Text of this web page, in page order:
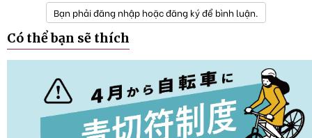
Bạn phải đăng nhập hoặc đăng ký để bình luận.
Có thể bạn sẽ thích